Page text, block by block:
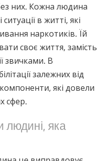
них. Кожна людина
в житті, які
наркотиків. Їй
своє життя, замість
звичками. В
залежних від
які довели
сфер.
яка